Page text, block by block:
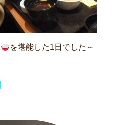
を堪能した1日でした～